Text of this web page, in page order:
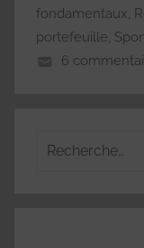
fondamentaux,
portefeuille,
6
Recherche